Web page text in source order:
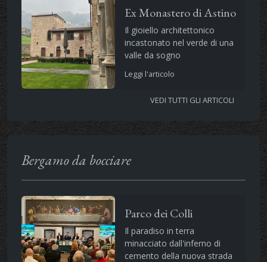
Ex Monastero di Astino
Il gioiello architettonico
incastonato nel verde di una
valle da sogno
Leggi l'articolo
VEDI TUTTI GLI ARTICOLI
Bergamo da bocciare
Parco dei Colli
Il paradiso in terra
minacciato dall'inferno di
cemento della nuova strada